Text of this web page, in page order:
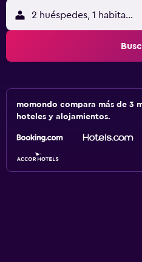
2 huéspedes, 1 habitación
momondo compara más de 3
hoteles y alojamientos.